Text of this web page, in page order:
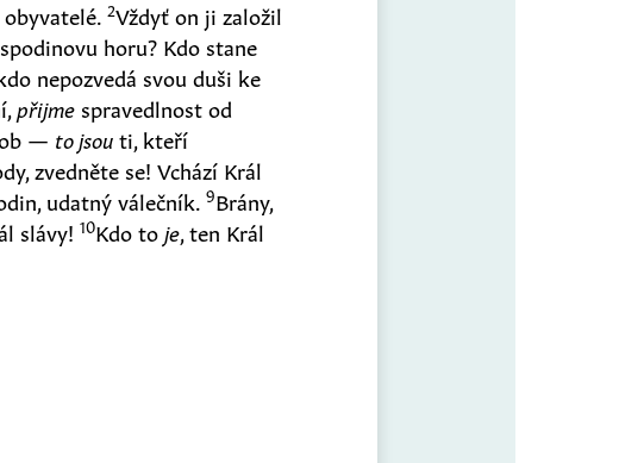
obyvatelé.2Vždyť on ji založil
horu? Kdo stane
nepozvedá svou duši ke
přijme spravedlnost od
— to jsouti, kteří
zvedněte se! Vchází Král
udatný válečník.9Brány,
slávy!10Kdo to je, ten Král